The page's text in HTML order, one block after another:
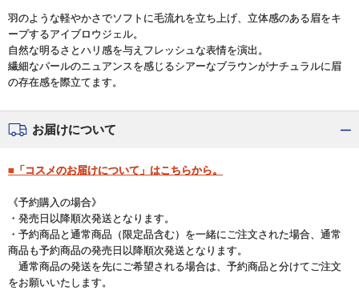
羽のような軽やかさでソフトに毛流れを立ち上げ、立体感のある眉をキ
ープするアイブロウジェル。
自然な明るさとハリ感を与えフレッシュな表情を演出。
繊細なパールのニュアンスを感じるシアーなブラウンがナチュラルに眉
の存在感を際立てます。
お届けについて
■「コスメのお届けについて」はこちらから。
《予約購入の場合》
・発売日以降順次発送となります。
・予約商品と通常商品（限定品含む）を一緒にご注文された場合、通常
商品も予約商品の発売日以降順次発送となります。
通常商品の発送を先にご希望される場合は、予約商品と分けてご注文
をお願いいたします。